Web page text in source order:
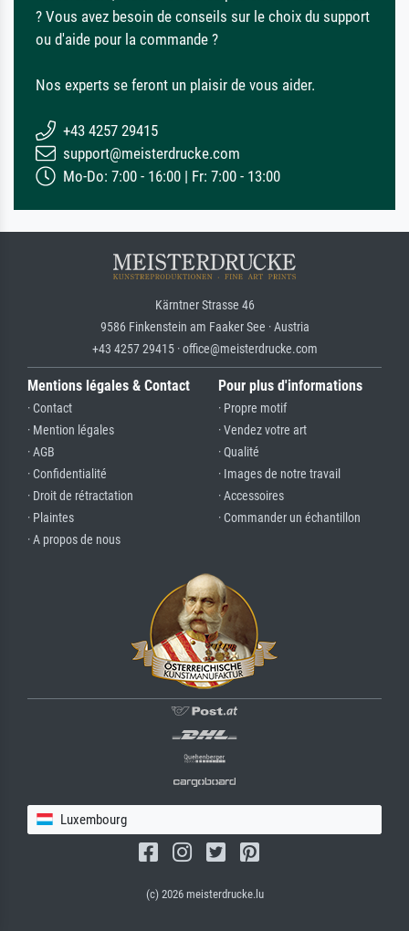
? Vous avez besoin de conseils sur le choix du support
ou d'aide pour la commande ?
Nos experts se feront un plaisir de vous aider.
+43 4257 29415
support@meisterdrucke.com
Mo-Do: 7:00 - 16:00 | Fr: 7:00 - 13:00
Kärntner Strasse 46
9586 Finkenstein am Faaker See · Austria
+43 4257 29415 · office@meisterdrucke.com
Mentions légales & Contact
· Contact
· Mention légales
· AGB
· Confidentialité
· Droit de rétractation
· Plaintes
· A propos de nous
Pour plus d'informations
· Propre motif
· Vendez votre art
· Qualité
· Images de notre travail
· Accessoires
· Commander un échantillon
Luxembourg
(c) 2026 meisterdrucke.lu